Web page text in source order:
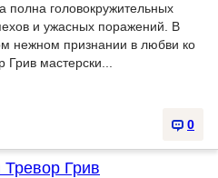
полна головокружительных
и ужасных поражений. В
нежном признании в любви ко
мастерски...
0
Грив